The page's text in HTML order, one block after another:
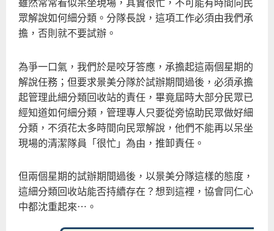
眾解說如何細分類。分隊長說，這項工作必須由我們承
擔，否則就不要試辦。
為爭一口氣，我們於是咬牙答應，承擔起這兩個星期的
解說任務；但要求景美分隊於試辦期間過後，必須承擔
起管理此細分類回收站的責任，畢竟屆時大部分民眾已
經知道如何細分類，管理專人只要從旁協助民眾做好細
分類，不須花太多時間向民眾解說，他們不能再以呆坐
現場的清潔隊員「很忙」為由，推卸責任。
但兩個星期的試辦期間過後，以景美分隊這樣的態度，
這細分類回收站能否持續存在？想到這裡，協會同仁心
中都沈重起來…。